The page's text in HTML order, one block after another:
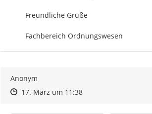
Freundliche Grüße
Fachbereich Ordnungswesen
Anonym
Zeitpunkt des Erstellens
Zeitpunkt des Erstellens
17. März um 11:38Zur Äußerung